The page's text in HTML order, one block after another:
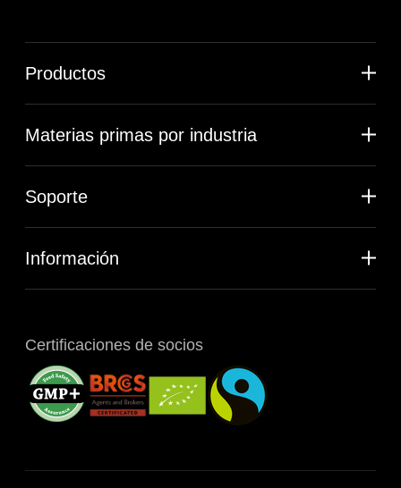
Productos
Materias primas por industria
Soporte
Información
Certificaciones de socios